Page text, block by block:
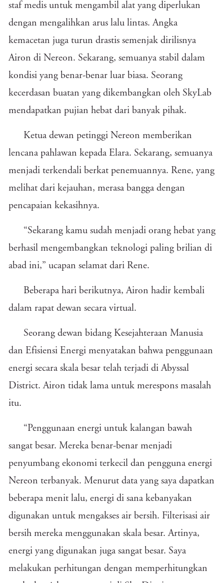
staf medis untuk mengambil alat yang diperlukan
dengan mengalihkan arus lalu lintas. Angka
kemacetan juga turun drastis semenjak dirilisnya
Airon di Nereon. Sekarang, semuanya stabil dalam
kondisi yang benar-benar luar biasa. Seorang
kecerdasan buatan yang dikembangkan oleh SkyLab
mendapatkan pujian hebat dari banyak pihak.
Ketua dewan petinggi Nereon memberikan
lencana pahlawan kepada Elara. Sekarang, semuanya
menjadi terkendali berkat penemuannya. Rene, yang
melihat dari kejauhan, merasa bangga dengan
pencapaian kekasihnya.
“Sekarang kamu sudah menjadi orang hebat yang
berhasil mengembangkan teknologi paling brilian di
abad ini,” ucapan selamat dari Rene.
Beberapa hari berikutnya, Airon hadir kembali
dalam rapat dewan secara virtual.
Seorang dewan bidang Kesejahteraan Manusia
dan Efisiensi Energi menyatakan bahwa penggunaan
energi secara skala besar telah terjadi di Abyssal
District. Airon tidak lama untuk merespons masalah
itu.
“Penggunaan energi untuk kalangan bawah
sangat besar. Mereka benar-benar menjadi
penyumbang ekonomi terkecil dan pengguna energi
Nereon terbanyak. Menurut data yang saya dapatkan
beberapa menit lalu, energi di sana kebanyakan
digunakan untuk mengakses air bersih. Filterisasi air
bersih mereka menggunakan skala besar. Artinya,
energi yang digunakan juga sangat besar. Saya
melakukan perhitungan dengan memperhitungkan